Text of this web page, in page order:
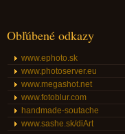
Obľúbené odkazy
www.ephoto.sk
www.photoserver.eu
www.megashot.net
www.fotoblur.com
handmade-soutache
www.sashe.sk/diArt